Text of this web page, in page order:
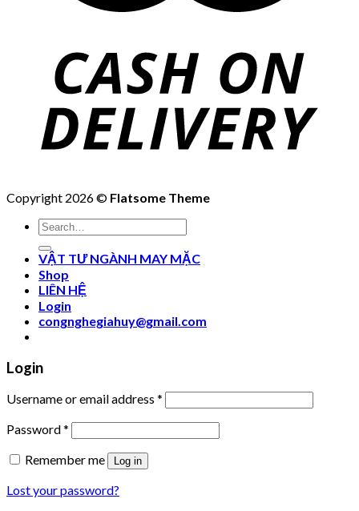
Copyright 2026 © Flatsome Theme
Search
for:
VẬT TƯ NGÀNH MAY MẶC
Shop
LIÊN HỆ
Login
congnghegiahuy@gmail.com
Login
Username or email address *
Password*
Remember me
Log in
Lost your password?